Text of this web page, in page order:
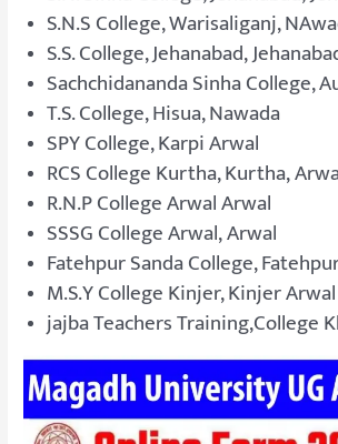
S.N.S College, Warisaliganj,
S.S. College, Jehanabad,
Sachchidananda Sinha College,
T.S. College, Hisua, Nawada
SPY College, Karpi Arwal
RCS College Kurtha, Kurtha,
R.N.P College Arwal Arwal
SSSG College Arwal, Arwal
Fatehpur Sanda College,
M.S.Y College Kinjer, Kinjer Arwal
jajba Teachers Training,College